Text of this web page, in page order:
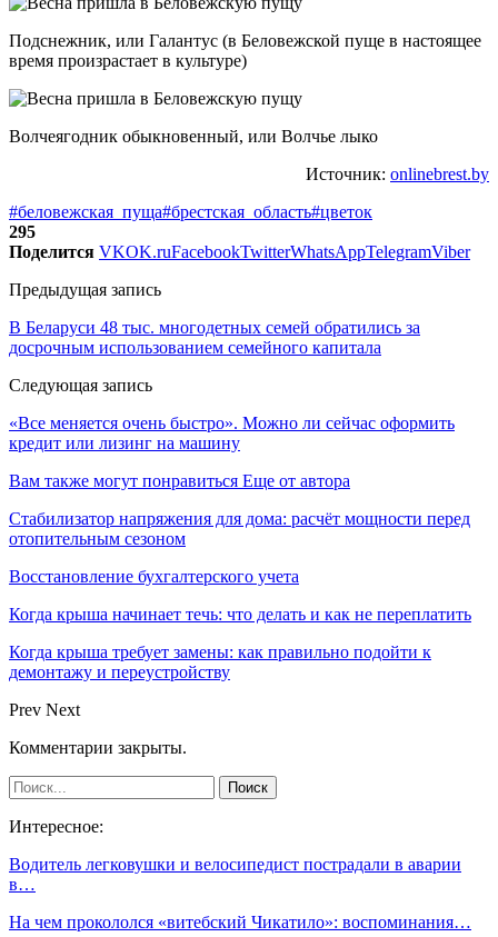
Подснежник, или Галантус (в Беловежской пуще в настоящее
время произрастает в культуре)
Волчеягодник обыкновенный, или Волчье лыко
Источник: onlinebrest.by
#беловежская_пуща#брестская_область#цветок
295
Поделится VKOK.ruFacebookTwitterWhatsAppTelegramViber
Предыдущая запись
В Беларуси 48 тыс. многодетных семей обратились за
досрочным использованием семейного капитала
Следующая запись
«Все меняется очень быстро». Можно ли сейчас оформить
кредит или лизинг на машину
Вам также могут понравиться Еще от автора
Стабилизатор напряжения для дома: расчёт мощности перед
отопительным сезоном
Восстановление бухгалтерского учета
Когда крыша начинает течь: что делать и как не переплатить
Когда крыша требует замены: как правильно подойти к
демонтажу и переустройству
Prev Next
Комментарии закрыты.
Интересное:
Водитель легковушки и велосипедист пострадали в аварии
в…
На чем прокололся «витебский Чикатило»: воспоминания…